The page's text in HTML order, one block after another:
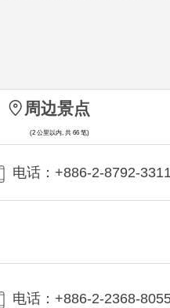
电话：+886-2-8792-
电话：+886-2-2368-
周边景点
(2 公里以内, 共 66 笔)